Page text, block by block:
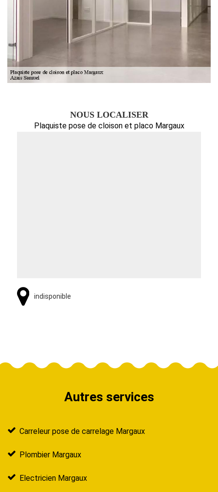
NOUS LOCALISER
Plaquiste pose de cloison et placo Margaux
indisponible
Autres services
Carreleur pose de carrelage Margaux
Plombier Margaux
Electricien Margaux